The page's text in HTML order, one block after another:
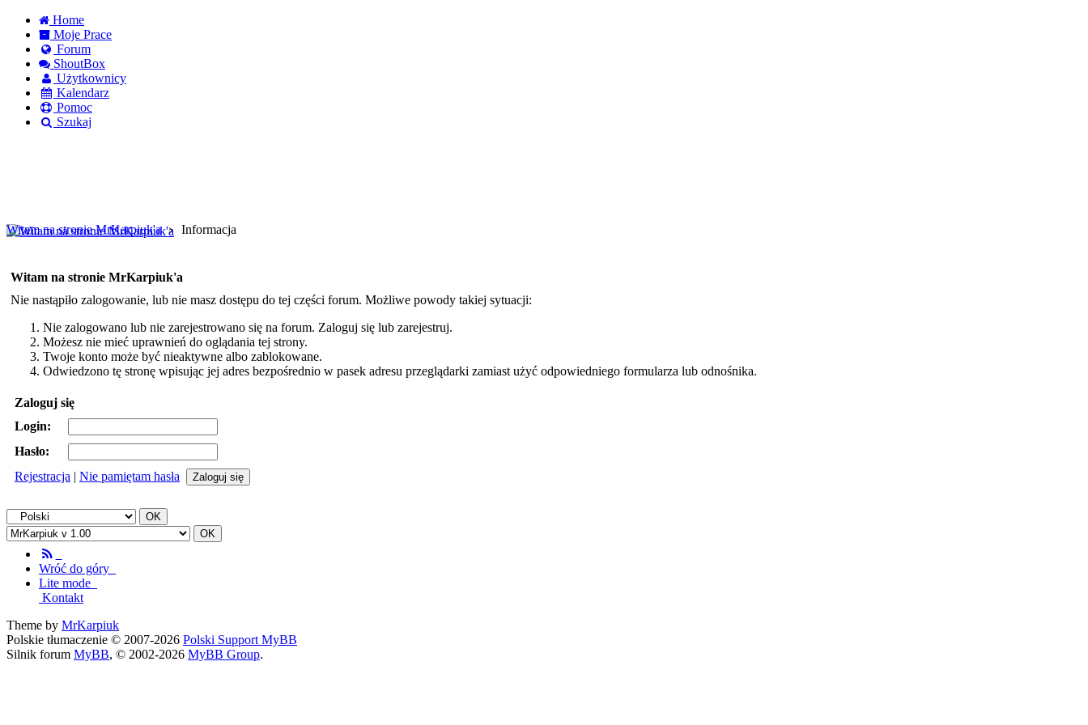
Home
Moje Prace
Forum
ShoutBox
Użytkownicy
Kalendarz
Pomoc
Szukaj
Witam na stronie MrKarpiuk'a
Informacja
Witam na stronie MrKarpiuk'a
Nie nastąpiło zalogowanie, lub nie masz dostępu do tej części forum. Możliwe powody takiej sytuacji:
Nie zalogowano lub nie zarejestrowano się na forum. Zaloguj się lub zarejestruj.
Możesz nie mieć uprawnień do oglądania tej strony.
Twoje konto może być nieaktywne albo zablokowane.
Odwiedzono tę stronę wpisując jej adres bezpośrednio w pasek adresu przeglądarki zamiast użyć odpowiedniego formularza lub odnośnika.
Zaloguj się
Login:
Hasło:
Rejestracja | Nie pamiętam hasła
Wróć do góry
Lite mode
Kontakt
Theme by MrKarpiuk
Polskie tłumaczenie © 2007-2026 Polski Support MyBB
Silnik forum MyBB, © 2002-2026 MyBB Group.